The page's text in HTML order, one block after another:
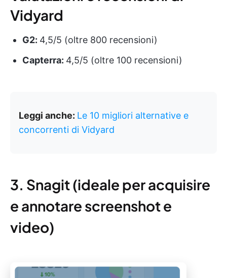
Vidyard
G2: 4,5/5 (oltre 800 recensioni)
Capterra: 4,5/5 (oltre 100 recensioni)
Leggi anche: Le 10 migliori alternative e
concorrenti di Vidyard
3. Snagit (ideale per acquisire
e annotare screenshot e
video)